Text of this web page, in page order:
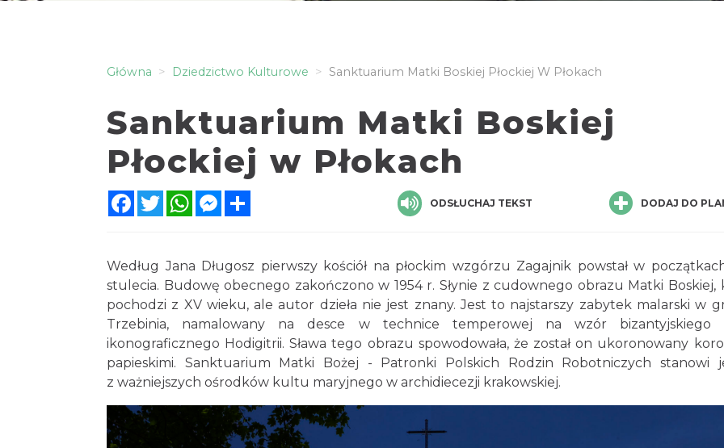
Główna Dziedzictwo Kulturowe Sanktuarium Matki Boskiej Płockiej W Płokach
Sanktuarium Matki Boskiej
Płockiej w Płokach
FacebookTwitterWhatsAppMessenger ODSŁUCHAJ TEKST DODAJ DO
Według Jana Długosz pierwszy kościół na płockim wzgórzu Zagajnik powstał w
stulecia. Budowę obecnego zakończono w 1954 r. Słynie z cudownego obrazu Matki Boskiej,
pochodzi z XV wieku, ale autor dzieła nie jest znany. Jest to najstarszy zabytek malarski w
Trzebinia, namalowany na desce w technice temperowej na wzór bizantyjskiego
ikonograficznego Hodigitrii. Sława tego obrazu spowodowała, że został on ukoronowany
papieskimi. Sanktuarium Matki Bożej - Patronki Polskich Rodzin Robotniczych stanowi
z ważniejszych ośrodków kultu maryjnego w archidiecezji krakowskiej.